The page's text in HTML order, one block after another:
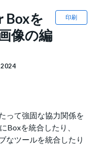
印刷
Boxを
像の編
って強固な協力関係を
Boxを統合したり、
なツールを統合したり